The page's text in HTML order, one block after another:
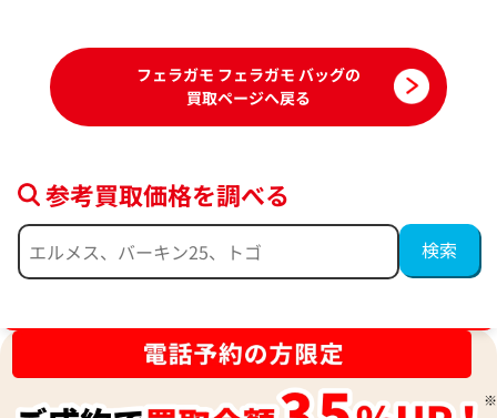
サルヴァトーレ・フェラガモ ガンチーニ
ハンドバッグ キャンバス レザー
サルヴァトーレ・
ショルダーバッグ
フェラガモ フェラガモ バッグの
買取ページへ戻る
参考買取価格を調べる